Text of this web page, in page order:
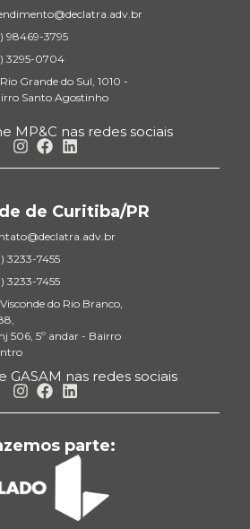
98469-3795
3295-0704
Grande do Sul, 1010 -
Santo Agostinho
MP&C nas redes sociais
de Curitiba/PR
3233-7455
3233-7455
do Rio Branco,
506, 5º andar - Bairro
GASAM nas redes sociais
parte: